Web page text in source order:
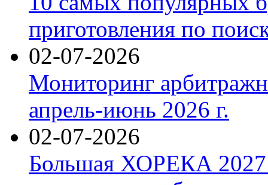
приготовления по
02-07-2026
Мониторинг
апрель-июнь 2026 г.
02-07-2026
Большая ХОРЕКА 2027: